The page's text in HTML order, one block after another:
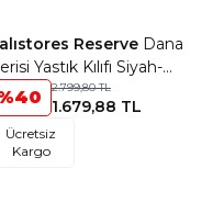
Favorilere Ekle
Reserve Dana
Yastık Kılıfı Siyah-
40 2.799,80TL
1.679,88 TL
Ücretsiz
Kargo